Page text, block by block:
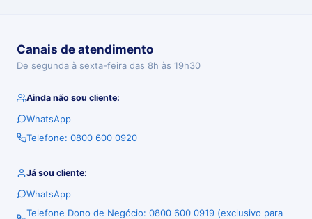
Canais de atendimento
De segunda à sexta-feira das 8h às 19h30
Ainda não sou cliente:
WhatsApp
Telefone: 0800 600 0920
Já sou cliente:
WhatsApp
Telefone Dono de Negócio: 0800 600 0919 (exclusivo para